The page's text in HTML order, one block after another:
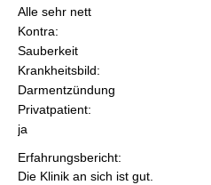
Alle sehr nett
Kontra:
Sauberkeit
Krankheitsbild:
Darmentzündung
Privatpatient:
ja
Erfahrungsbericht:
Die Klinik an sich ist gut.